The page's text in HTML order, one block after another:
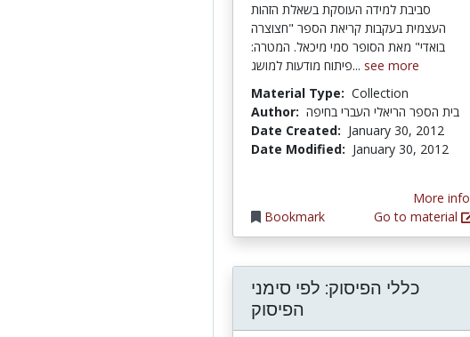
סביבת למידה העוסקת בשאלת הזהות
העצמית בעקבות קריאת הספר "חצוצרה
בואדי" מאת הסופר סמי מיכאל. המטרה:
פיתוח מודעות למושג... see more
Material Type: Collection
Author: בית הספר הריאלי העברי בחיפה
Date Created: January 30, 2012
Date Modified: January 30, 2012
Bookmark
More info
Go to material
כללי הפיסוק: לפי סימני
הפיסוק